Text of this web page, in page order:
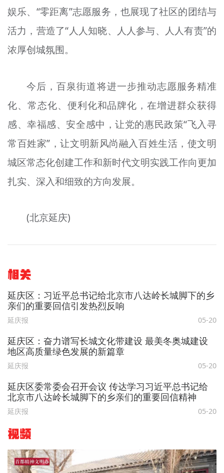
娱乐、“零距离”志愿服务，也展现了社区的团结与
活力，营造了“人人知晓、人人参与、人人有责”的
浓厚创城氛围。
今后，百泉街道将进一步推动志愿服务精准
化、常态化、便利化和品牌化，在增进群众获得
感、幸福感、安全感中，让党的惠民政策“飞入寻
常百姓家”，让文明新风尚融入百姓生活，使文明
城区常态化创建工作和新时代文明实践工作向更加
扎实、深入和细致的方向发展。
(北京延庆)
相关
延庆区：习近平总书记给北京市八达岭长城脚下的乡
亲们的重要回信引发热烈反响
延庆报 05-20
延庆区：奋力谱写长城文化带建设 最美冬奥城建设
地区高质量绿色发展的新篇章
延庆报 05-20
延庆区委常委会召开会议 传达学习习近平总书记给
北京市八达岭长城脚下的乡亲们的重要回信精神
延庆报 05-20
视频